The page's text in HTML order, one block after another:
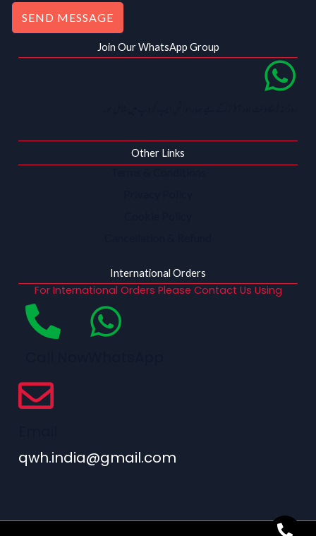
SEND MESSAGE
Join Our WhatsApp Group
Other Links
International Orders
For International Orders Please Contact Us Using
qwh.india@gmail.com